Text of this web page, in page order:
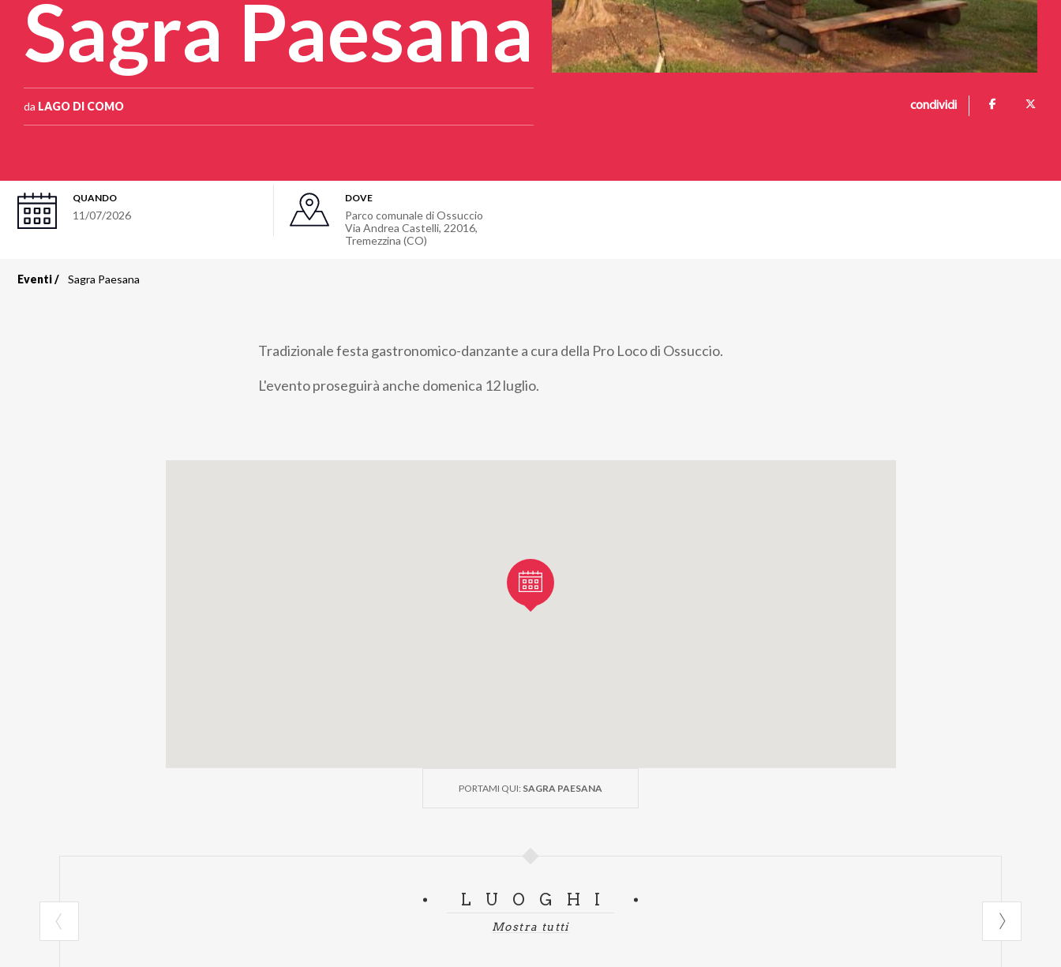
Sagra Paesana
da LAGO DI COMO condividi
QUANDO
11/07/2026
DOVE
Parco comunale di Ossuccio
Via Andrea Castelli, 22016,
Tremezzina (CO)
Briciole
Eventi Sagra Paesana
Tradizionale festa gastronomico-danzante a cura della Pro Loco di Ossuccio.
L'evento proseguirà anche domenica 12 luglio.
PORTAMI QUI: SAGRA PAESANA
LUOGHI
Mostra tutti